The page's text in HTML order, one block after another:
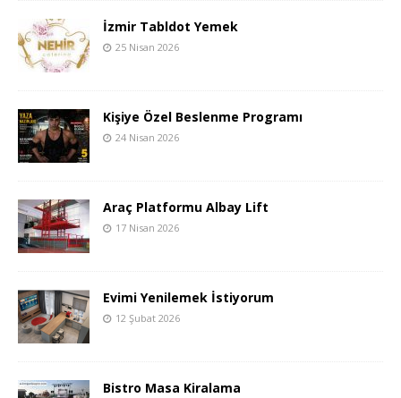
İzmir Tabldot Yemek
25 Nisan 2026
Kişiye Özel Beslenme Programı
24 Nisan 2026
Araç Platformu Albay Lift
17 Nisan 2026
Evimi Yenilemek İstiyorum
12 Şubat 2026
Bistro Masa Kiralama